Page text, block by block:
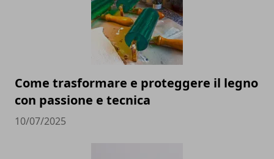
Come trasformare e proteggere il legno
con passione e tecnica
10/07/2025